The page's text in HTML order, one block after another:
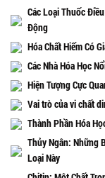
Các Loại Thuốc
Động
Hóa Chất Hiếm Có
Các Nhà Hóa Học
Hiện Tượng Cực
Vai trò của vi chất
Thành Phần Hóa
Thủy Ngân: Những
Loại Này